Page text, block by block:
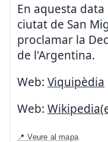
En aquesta
ciutat de San
proclamar la
de l'Argentina.
Web: Viquipèdia
Web:
📍 Veure al mapa